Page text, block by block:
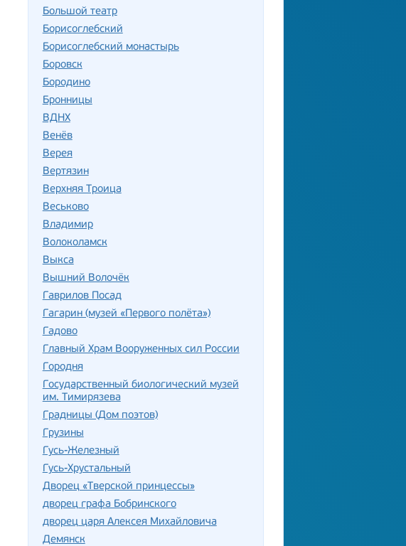
Большой театр
Борисоглебский
Борисоглебский монастырь
Боровск
Бородино
Бронницы
ВДНХ
Венёв
Верея
Вертязин
Верхняя Троица
Веськово
Владимир
Волоколамск
Выкса
Вышний Волочёк
Гаврилов Посад
Гагарин (музей «Первого полёта»)
Гадово
Главный Храм Вооруженных сил России
Городня
Государственный биологический музей
им. Тимирязева
Градницы (Дом поэтов)
Грузины
Гусь-Железный
Гусь-Хрустальный
Дворец «Тверской принцессы»
дворец графа Бобринского
дворец царя Алексея Михайловича
Демянск